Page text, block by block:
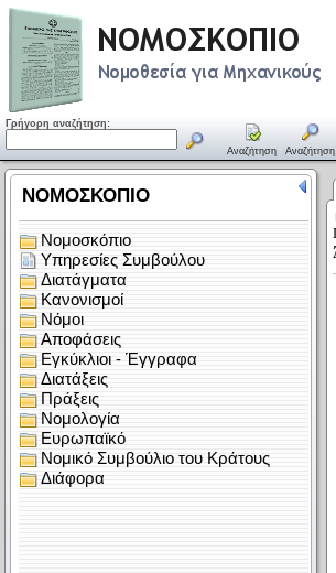
Γρήγορη αναζήτηση:
Αναζήτηση Αναζήτηση